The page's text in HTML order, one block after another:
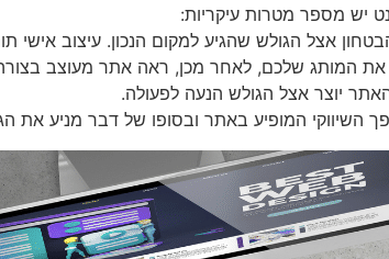
יש מספר מטרות עיקריות:
אצל הגולש שהגיע למקום הנכון. עיצוב אישי
המותג שלכם, לאחר מכן, ראה אתר מעוצב בצורה
יוצר אצל הגולש הנעה לפעולה.
השיווקי המופיע באתר ובסופו של דבר מניע את